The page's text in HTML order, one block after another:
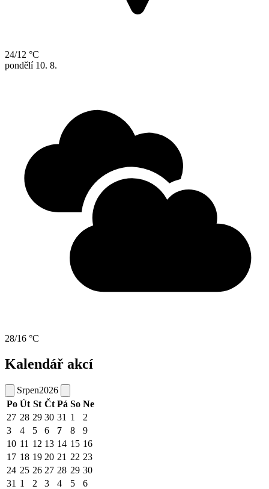
24/12 °C
pondělí 10. 8.
28/16 °C
Kalendář akcí
Srpen2026
Po Út St Čt Pá So Ne
27 28 29 30 31 1
2
3
4 5 6 7 8
9
10 11 12 13 14 15 16
17 18 19 20 21 22 23
24 25 26 27 28 29 30
31 1 2 3 4 5 6